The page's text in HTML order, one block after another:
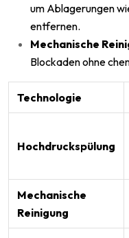
um Ablagerungen
entfernen.
Mechanische
Blockaden ohne
Technologie
Hochdruckspülung
Mechanische
Reinigung